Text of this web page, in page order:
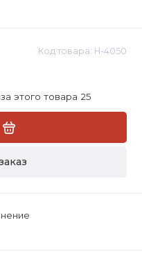
Код товара: H-4050
этого товара 25